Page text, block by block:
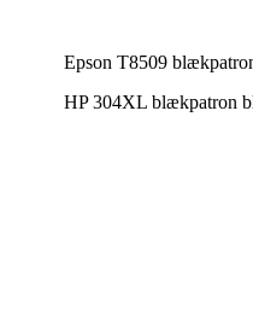
Epson T8509
HP 304XL blækpatron